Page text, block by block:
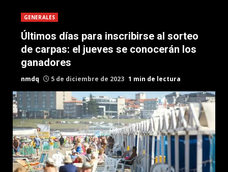
GENERALES
Últimos días para inscribirse al sorteo
de carpas: el jueves se conocerán los
ganadores
nmdq 5 de diciembre de 2023 1 min de lectura